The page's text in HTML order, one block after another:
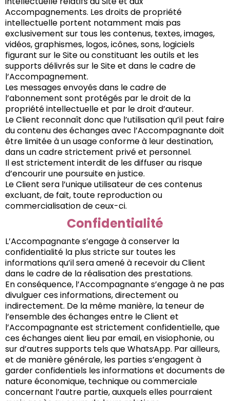
Accompagnements. Les droits de propriété
intellectuelle portent notamment mais pas
exclusivement sur tous les contenus, textes, images,
vidéos, graphismes, logos, icônes, sons, logiciels
figurant sur le Site ou constituant les outils et les
supports délivrés sur le Site et dans le cadre de
l’Accompagnement.
Les messages envoyés dans le cadre de
l’abonnement sont protégés par le droit de la
propriété intellectuelle et par le droit d’auteur.
Le Client reconnaît donc que l’utilisation qu’il peut faire
du contenu des échanges avec l’Accompagnante doit
être limitée à un usage conforme à leur destination,
dans un cadre strictement privé et personnel.
Il est strictement interdit de les diffuser au risque
d’encourir une poursuite en justice.
Le Client sera l’unique utilisateur de ces contenus
excluant, de fait, toute reproduction ou
commercialisation de ceux-ci.
Confidentialité
L’Accompagnante s’engage à conserver la
confidentialité la plus stricte sur toutes les
informations qu’il sera amené à recevoir du Client
dans le cadre de la réalisation des prestations.
En conséquence, l’Accompagnante s’engage à ne pas
divulguer ces informations, directement ou
indirectement. De la même manière, la teneur de
l’ensemble des échanges entre le Client et
l’Accompagnante est strictement confidentielle, que
ces échanges aient lieu par email, en visiophonie, ou
sur d’autres supports tels que WhatsApp. Par ailleurs,
et de manière générale, les parties s’engagent à
garder confidentiels les informations et documents de
nature économique, technique ou commerciale
concernant l’autre partie, auxquels elles pourraient